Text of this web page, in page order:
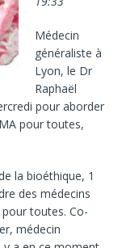
Médecin
généraliste à
Lyon, le Dr
Raphaël
pour aborder
pour toutes,
la bioéthique, 1
des médecins
toutes. Co-
médecin